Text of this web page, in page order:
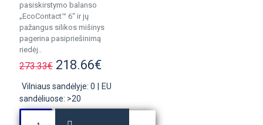
pasiskirstymo balanso
„EcoContact™ 6“ ir jų
pažangus silikos mišinys
pagerina pasipriešinimą
riedėj..
273.33€ 218.66€
Vilniaus sandėlyje: 0
EU
sandėliuose: >20